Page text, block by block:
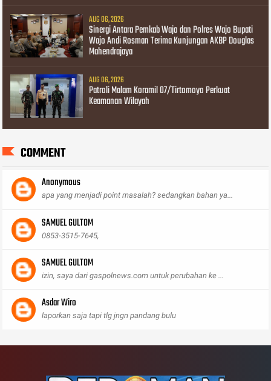
AUG 06, 2026
Sinergi Antara Pemkab Wajo dan Polres Wajo Bupati
Wajo Andi Rosman Terima Kunjungan AKBP Douglas
Mahendrajaya
AUG 06, 2026
Patroli Malam Koramil 07/Tirtomoyo Perkuat
Keamanan Wilayah
COMMENT
Anonymous
apa yang menjadi point masalah? sedangkan bahan ya...
SAMUEL GULTOM
0853-3515-7645,
SAMUEL GULTOM
izin, saya dari gaspolnews.com untuk perubahan ke ...
Asdar Wiro
laporkan saja tapi tlg jngn pandang bulu